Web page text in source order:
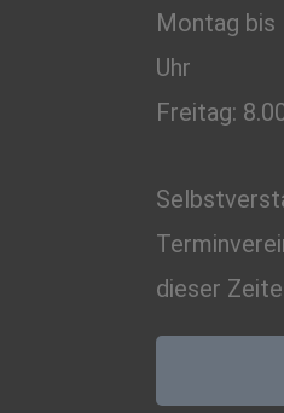
Montag bis
Uhr
Freitag:
dieser